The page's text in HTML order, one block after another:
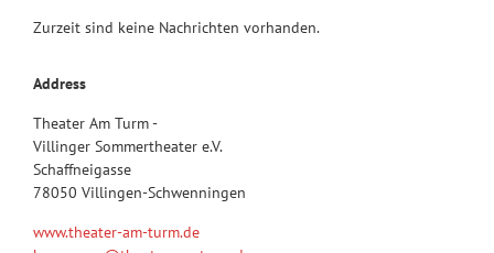
Zurzeit sind keine Nachrichten vorhanden.
Address
Theater Am Turm -
Villinger Sommertheater e.V.
Schaffneigasse
78050 Villingen-Schwenningen
www.theater-am-turm.de